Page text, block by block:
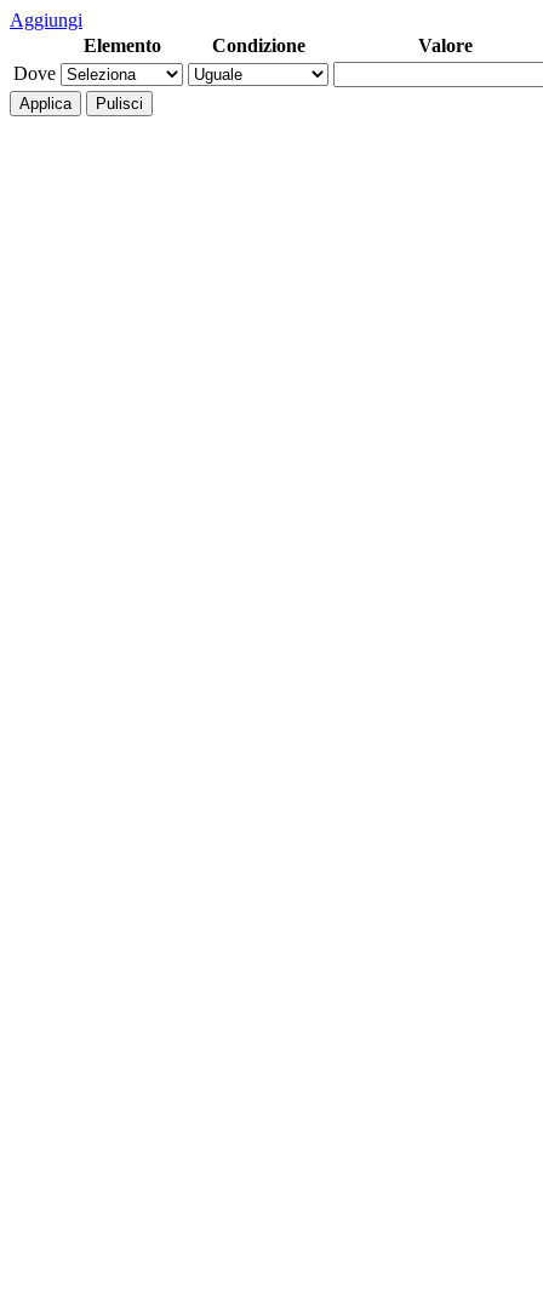
Aggiungi
Dove
Elemento Condizione Valore